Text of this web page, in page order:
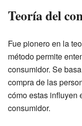
Teoría del
Fue pionero en la
método permite
consumidor. Se
compra de las
cómo estas influyen
consumidor.